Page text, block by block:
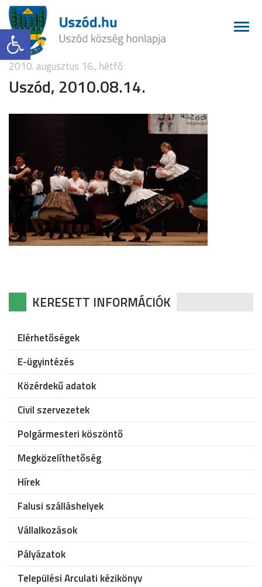
Eszköztár megnyitása
2010. augusztus 16., hétfő
Uszód, 2010.08.14.
KERESETT INFORMÁCIÓK
Elérhetőségek
E-ügyintézés
Közérdekű adatok
Civil szervezetek
Polgármesteri köszöntő
Megközelíthetőség
Hírek
Falusi szálláshelyek
Vállalkozások
Pályázatok
Települési Arculati kézikönyv